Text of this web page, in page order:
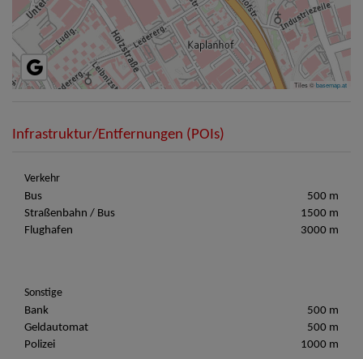
Tiles ©basemap.at
Infrastruktur/Entfernungen (POIs)
Verkehr
Bus
500 m
Straßenbahn / Bus
1500 m
Flughafen
3000 m
Sonstige
Bank
500 m
Geldautomat
500 m
Polizei
1000 m